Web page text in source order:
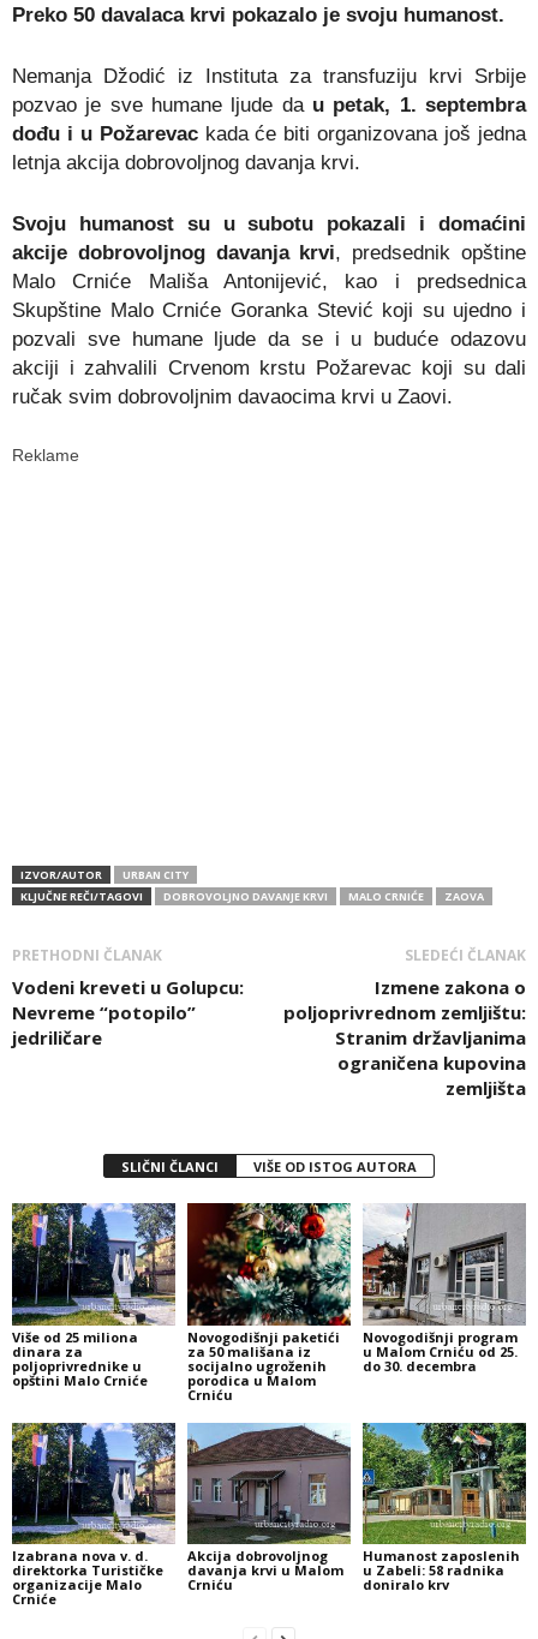
Preko 50 davalaca krvi pokazalo je svoju humanost.
Nemanja Džodić iz Instituta za transfuziju krvi Srbije
pozvao je sve humane ljude da u petak, 1. septembra
dođu i u Požarevackada će biti organizovana još jedna
letnja akcija dobrovoljnog davanja krvi.
Svoju humanost su u subotu pokazali i domaćini
akcije dobrovoljnog davanja krvi, predsednik opštine
Malo Crniće Mališa Antonijević, kao i predsednica
Skupštine Malo Crniće Goranka Stević koji su ujedno i
pozvali sve humane ljude da se i u buduće odazovu
akciji i zahvalili Crvenom krstu Požarevac koji su dali
ručak svim dobrovoljnim davaocima krvi u Zaovi.
Reklame
IZVOR/AUTOR
URBAN CITY
KLJUČNE REČI/TAGOVI
DOBROVOLJNO DAVANJE KRVI MALO CRNIĆE ZAOVA
PRETHODNI ČLANAK
Vodeni kreveti u Golupcu:
Nevreme “potopilo”
jedriličare
SLEDEĆI ČLANAK
Izmene zakona o
poljoprivrednom zemljištu:
Stranim državljanima
ograničena kupovina
zemljišta
SLIČNI ČLANCI VIŠE OD ISTOG AUTORA
Više od 25 miliona
dinara za
poljoprivrednike u
opštini Malo Crniće
Novogodišnji paketići
za 50 mališana iz
socijalno ugroženih
porodica u Malom
Crniću
Novogodišnji program
u Malom Crniću od 25.
do 30. decembra
Izabrana nova v. d.
direktorka Turističke
organizacije Malo
Crniće
Akcija dobrovoljnog
davanja krvi u Malom
Crniću
Humanost zaposlenih
u Zabeli: 58 radnika
doniralo krv